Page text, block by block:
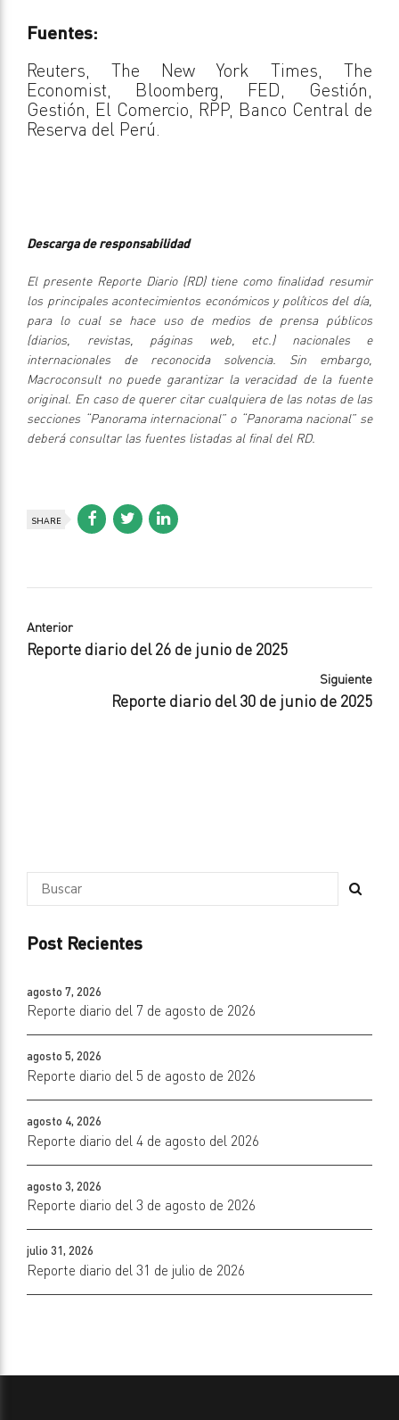
Fuentes:
Reuters, The New York Times, The
Economist, Bloomberg, FED, Gestión,
Gestión, El Comercio, RPP, Banco Central de
Reserva del Perú.
Descarga de responsabilidad
El presente Reporte Diario (RD) tiene como finalidad resumir
los principales acontecimientos económicos y políticos del día,
para lo cual se hace uso de medios de prensa públicos
(diarios, revistas, páginas web, etc.) nacionales e
internacionales de reconocida solvencia. Sin embargo,
Macroconsult no puede garantizar la veracidad de la fuente
original. En caso de querer citar cualquiera de las notas de las
secciones “Panorama internacional” o “Panorama nacional” se
deberá consultar las fuentes listadas al final del RD.
SHARE
Anterior
Reporte diario del 26 de junio de 2025
Siguiente
Reporte diario del 30 de junio de 2025
Post Recientes
agosto 7, 2026
Reporte diario del 7 de agosto de 2026
agosto 5, 2026
Reporte diario del 5 de agosto de 2026
agosto 4, 2026
Reporte diario del 4 de agosto del 2026
agosto 3, 2026
Reporte diario del 3 de agosto de 2026
julio 31, 2026
Reporte diario del 31 de julio de 2026